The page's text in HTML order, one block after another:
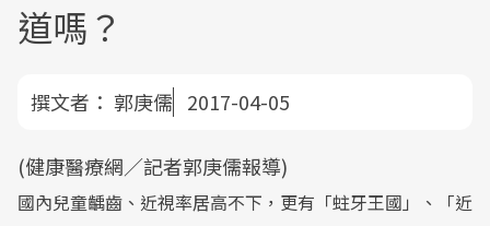
道嗎？
撰文者： 郭庚儒 2017-04-05
(健康醫療網／記者郭庚儒報導)
國內兒童齲齒、近視率居高不下，更有「蛀牙王國」、「近